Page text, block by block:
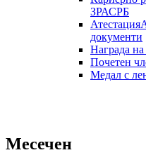
ЗРАСРБ
Атестация
документи
Награда
Почетен
Медал с
Месечен